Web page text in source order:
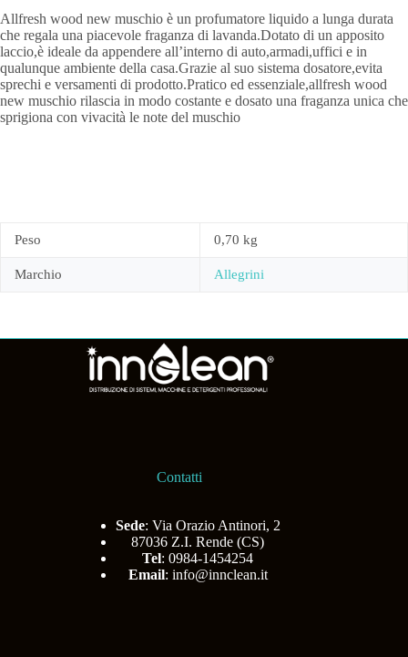
Allfresh wood new muschio è un profumatore liquido a lunga durata
che regala una piacevole fraganza di lavanda.Dotato di un apposito
laccio,è ideale da appendere all’interno di auto,armadi,uffici e in
qualunque ambiente della casa.Grazie al suo sistema dosatore,evita
sprechi e versamenti di prodotto.Pratico ed essenziale,allfresh wood
new muschio rilascia in modo costante e dosato una fraganza unica che
sprigiona con vivacità le note del muschio
Peso 0,70 kg
Marchio Allegrini
Contatti
Sede: Via Orazio Antinori, 2
87036 Z.I. Rende (CS)
Tel: 0984-1454254
Email: info@innclean.it